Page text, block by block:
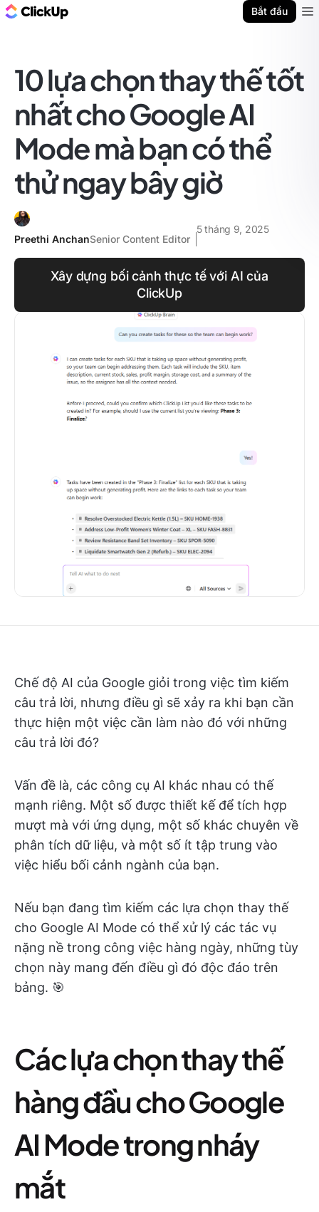
Bắt đầu
10 lựa chọn thay thế tốt
nhất cho Google AI
Mode mà bạn có thể
thử ngay bây giờ
Preethi AnchanSenior Content Editor
5 tháng 9, 2025
Xây dựng bối cảnh thực tế với AI của
ClickUp
Chế độ AI của Google giỏi trong việc tìm kiếm
câu trả lời, nhưng điều gì sẽ xảy ra khi bạn cần
thực hiện một việc cần làm nào đó với những
câu trả lời đó?
Vấn đề là, các công cụ AI khác nhau có thế
mạnh riêng. Một số được thiết kế để tích hợp
mượt mà với ứng dụng, một số khác chuyên về
phân tích dữ liệu, và một số ít tập trung vào
việc hiểu bối cảnh ngành của bạn.
Nếu bạn đang tìm kiếm các lựa chọn thay thế
cho Google AI Mode có thể xử lý các tác vụ
nặng nề trong công việc hàng ngày, những tùy
chọn này mang đến điều gì đó độc đáo trên
bảng. 🎯
Các lựa chọn thay thế
hàng đầu cho Google
AI Mode trong nháy
mắt